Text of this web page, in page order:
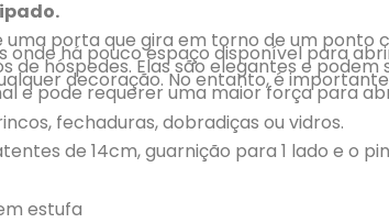
porta que gira em torno de um ponto
onde há pouco espaço disponível para
de hóspedes. Elas são elegantes e
decoração. No entanto, é
e pode requerer uma maior força para
fechaduras, dobradiças ou vidros.
de 14cm, guarnição para 1 lado e o
estufa